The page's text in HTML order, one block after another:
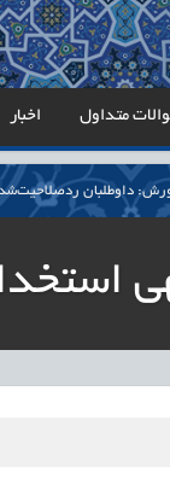
متداول اخبار
داوطلبان
توسعه‌ای و صنفی